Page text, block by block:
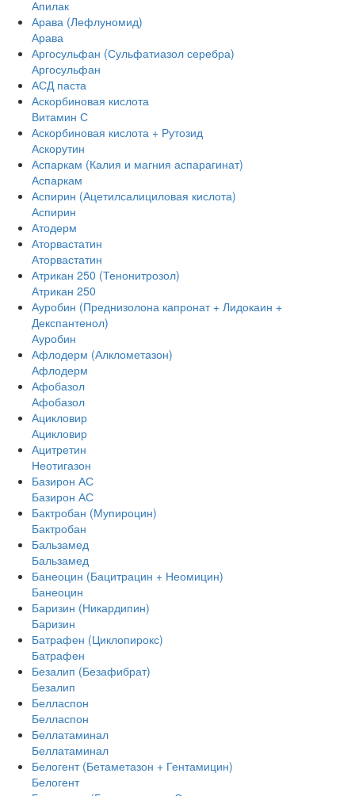
Апилак
Арава (Лефлуномид)
Арава
Аргосульфан (Сульфатиазол серебра)
Аргосульфан
АСД паста
Аскорбиновая кислота
Витамин С
Аскорбиновая кислота + Рутозид
Аскорутин
Аспаркам (Калия и магния аспарагинат)
Аспаркам
Аспирин (Ацетилсалициловая кислота)
Аспирин
Атодерм
Аторвастатин
Аторвастатин
Атрикан 250 (Тенонитрозол)
Атрикан 250
Ауробин (Преднизолона капронат + Лидокаин +
Декспантенол)
Ауробин
Афлодерм (Алклометазон)
Афлодерм
Афобазол
Афобазол
Ацикловир
Ацикловир
Ацитретин
Неотигазон
Базирон АС
Базирон АС
Бактробан (Мупироцин)
Бактробан
Бальзамед
Бальзамед
Банеоцин (Бацитрацин + Неомицин)
Банеоцин
Баризин (Никардипин)
Баризин
Батрафен (Циклопирокс)
Батрафен
Безалип (Безафибрат)
Безалип
Белласпон
Белласпон
Беллатаминал
Беллатаминал
Белогент (Бетаметазон + Гентамицин)
Белогент